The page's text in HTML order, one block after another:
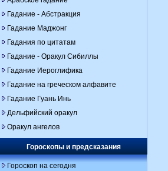
Гадание - Абстракция
Гадание Маджонг
Гадания по цитатам
Гадание - Оракул Сибиллы
Гадание Иероглифика
Гадание на греческом алфавите
Гадание Гуань Инь
Дельфийский оракул
Оракул ангелов
Гороскопы и предсказания
Гороскоп на сегодня